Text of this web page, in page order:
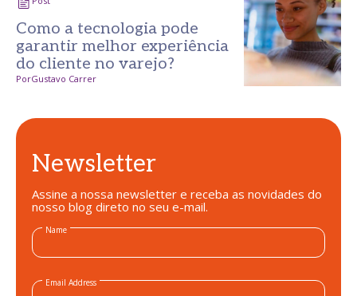
Como a tecnologia pode
garantir melhor experiência
do cliente no varejo?
PorGustavo Carrer
Newsletter
Assine a nossa newsletter e receba as novidades do
nosso blog direto no seu e-mail.
Name
Email Address